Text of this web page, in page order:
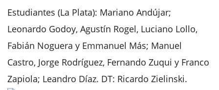
Estudiantes (La Plata): Mariano Andújar;
Leonardo Godoy, Agustín Rogel, Luciano Lollo,
Fabián Noguera y Emmanuel Más; Manuel
Castro, Jorge Rodríguez, Fernando Zuqui y Franco
Zapiola; Leandro Díaz. DT: Ricardo Zielinski.